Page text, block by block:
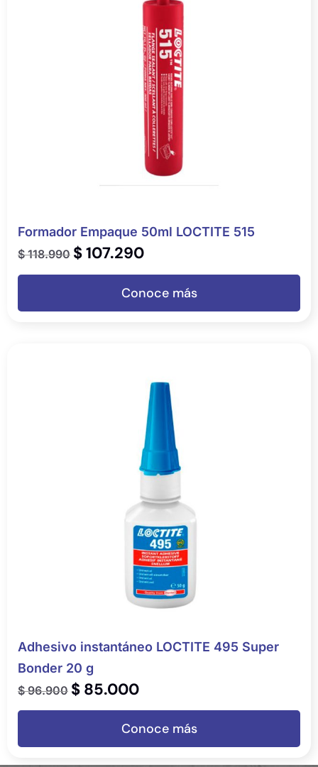
Formador Empaque 50ml LOCTITE 515
$118.990 $107.290
Conoce más
Adhesivo instantáneo LOCTITE 495 Super
Bonder 20 g
$96.900 $ 85.000
Conoce más